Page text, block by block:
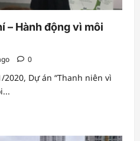
– Hành động vì môi
0
2020, Dự án “Thanh niên vì